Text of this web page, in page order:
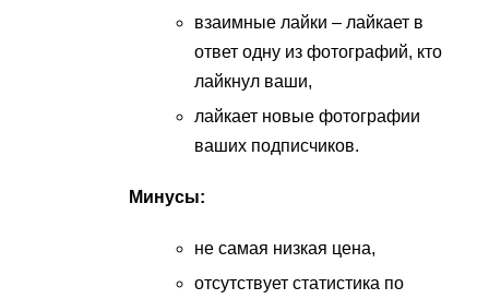
взаимные лайки – лайкает в
ответ одну из фотографий, кто
лайкнул ваши,
лайкает новые фотографии
ваших подписчиков.
Минусы:
не самая низкая цена,
отсутствует статистика по